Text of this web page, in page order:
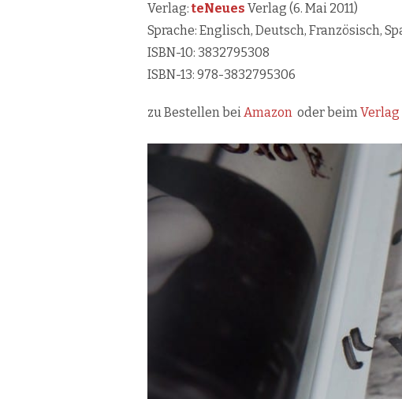
Verlag:teNeues Verlag (6. Mai 2011)
Sprache: Englisch, Deutsch, Französisch,
ISBN-10: 3832795308
ISBN-13: 978-3832795306
zu Bestellen beiAmazon oder beimVerlag